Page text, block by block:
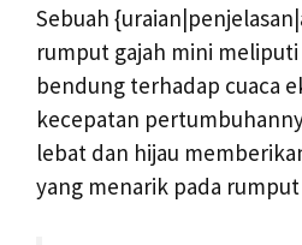
Sebuah
rumput gajah mini
bendung terhadap cuaca
kecepatan
lebat dan hijau
yang menarik pada